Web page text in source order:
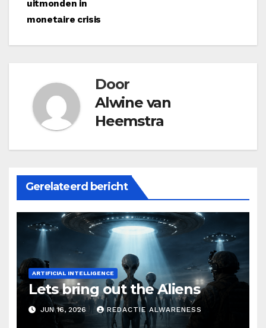
navigatie
uitmonden in
monetaire crisis
Door
Alwine van
Heemstra
Gerelateerd bericht
ARTIFICIAL INTELLIGENCE
Lets bring out the Aliens
JUN 16, 2026 REDACTIE ALWARENESS